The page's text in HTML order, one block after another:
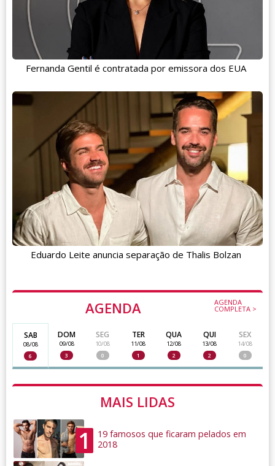
AGENDA AGENDA
COMPLETA >
SAB
08/08
6
DOM
09/08
3
SEG
10/08
0
TER
11/08
1
QUA
12/08
2
QUI
13/08
2
SEX
14/08
0
MAIS LIDAS
1
19 famosos que ficaram pelados em
2018
Fernanda Gentil é contratada por emissora dos EUA
Eduardo Leite anuncia separação de Thalis Bolzan